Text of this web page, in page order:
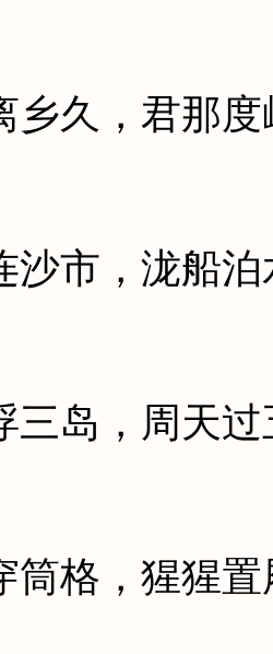
久，君那度
市，泷船泊
岛，周天过
格，猩猩置